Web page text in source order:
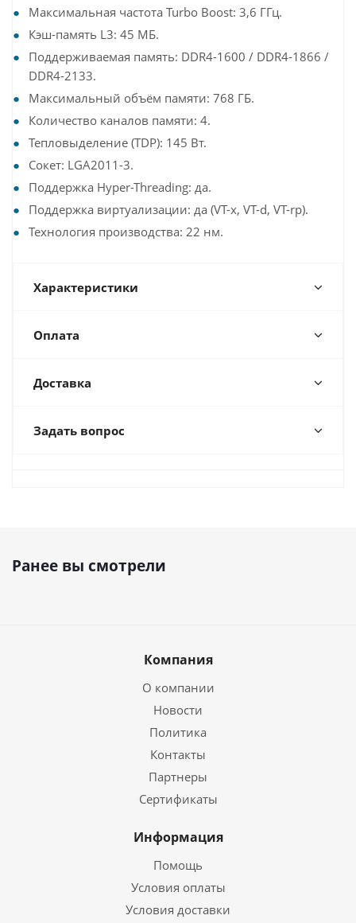
Максимальная частота Turbo Boost: 3,6 ГГц.
Кэш-память L3: 45 МБ.
Поддерживаемая память: DDR4-1600 / DDR4-1866 /
DDR4-2133.
Максимальный объём памяти: 768 ГБ.
Количество каналов памяти: 4.
Тепловыделение (TDP): 145 Вт.
Сокет: LGA2011-3.
Поддержка Hyper-Threading: да.
Поддержка виртуализации: да (VT-x, VT-d, VT-rp).
Технология производства: 22 нм.
Характеристики
Оплата
Доставка
Задать вопрос
Ранее вы смотрели
Компания
О компании
Новости
Политика
Контакты
Партнеры
Сертификаты
Информация
Помощь
Условия оплаты
Условия доставки